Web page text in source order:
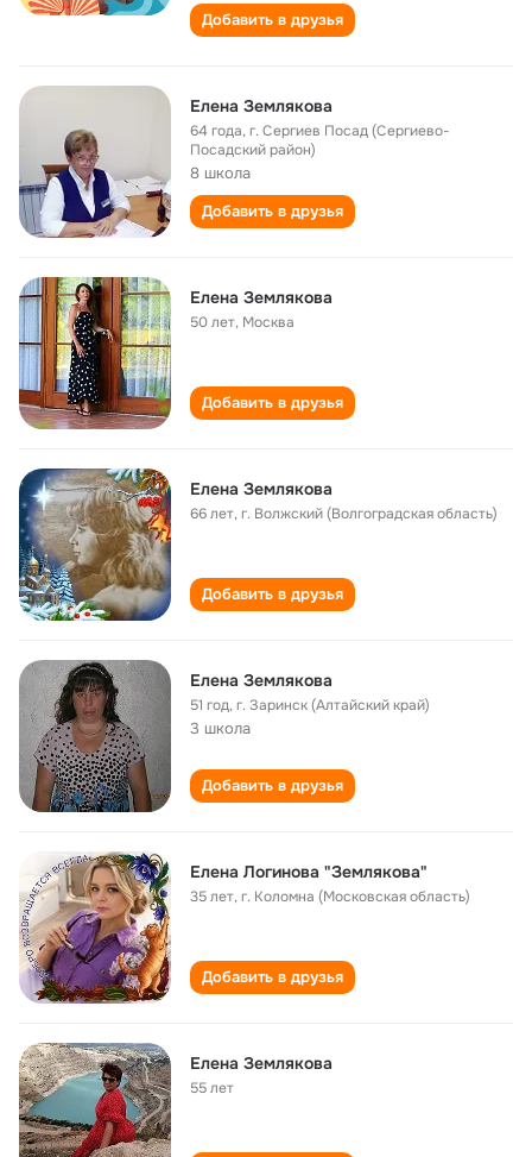
Добавить в друзья
Елена Землякова
64 года,г. Сергиев Посад (Сергиево-
Посадский район)
8 школа
Добавить в друзья
Елена Землякова
50 лет, Москва
Добавить в друзья
Елена Землякова
66 лет,г. Волжский (Волгоградская область)
Добавить в друзья
Елена Землякова
51 год,г. Заринск (Алтайский край)
3 школа
Добавить в друзья
Елена Логинова "Землякова"
35 лет,г. Коломна (Московская область)
Добавить в друзья
Елена Землякова
55 лет